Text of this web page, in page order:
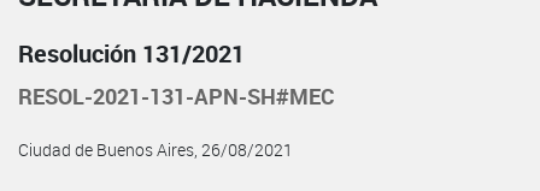
Resolución 131/2021
RESOL-2021-131-APN-SH#MEC
Ciudad de Buenos Aires, 26/08/2021